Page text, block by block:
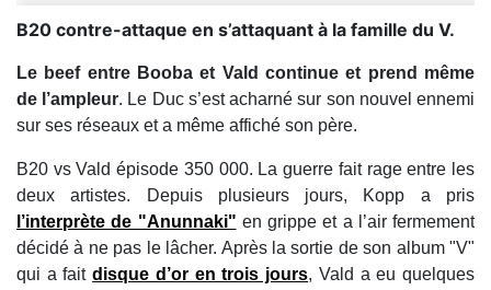
B20 contre-attaque en s’attaquant à la famille du V.
Le beef entre Booba et Vald continue et prend même
de l’ampleur. Le Duc s’est acharné sur son nouvel ennemi
sur ses réseaux et a même affiché son père.
B20 vs Vald épisode 350 000. La guerre fait rage entre les
deux artistes. Depuis plusieurs jours, Kopp a pris
l’interprète de "Anunnaki" en grippe et a l’air fermement
décidé à ne pas le lâcher. Après la sortie de son album "V"
qui a faitdisque d’or en trois jours, Vald a eu quelques